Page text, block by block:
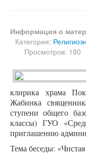
Информация о
Категория:
Просмотров: 180
клирика храма
Жабинка
ступени общего
классы) ГУО
приглашению
Тема беседы: